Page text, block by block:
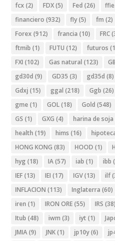
fcx (2) FDX(5) Fed (26) ffie
financiero (932) fly(5) fm (2)
Forex (912) francia (10) FRC
ftmib (1) FUTU (12) futuros
FXI (102) Gas natural (123)
gd30d (9) GD35 (3) gd35d (8)
Gdxj (15) ggal (218) Ggb (26)
gme (1) GOL(18) Gold (548)
GS (1) GXG (4) harina de soja
health (19) hims (16)
HONG KONG (83) HOOD (1)
hyg (18) IA(57) iab (1) ibb
IEF(13) IEI (17) IGV(13) ilf
INFLACION (113) Inglaterra (60)
iren (1) IRON ORE(55) IRS (38)
Itub (48) iwm (3) iyt (1)
JMIA(9) JNK(1) jp10y(6)